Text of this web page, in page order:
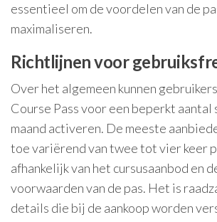
essentieel om de voordelen van de
maximaliseren.
Richtlijnen voor
Over het algemeen kunnen
Course Pass voor een beperkt aantal
maand activeren. De meeste
toe variërend van twee tot vier keer
afhankelijk van het cursusaanbod en
voorwaarden van de pas. Het is
details die bij de aankoop worden